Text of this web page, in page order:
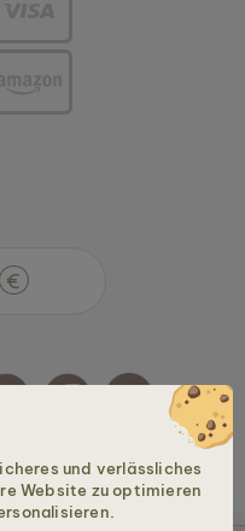
und verlässliches
Website zu optimieren
€
for Nature GmbH. Alle Rechte